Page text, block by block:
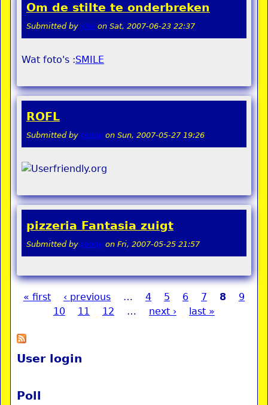
Om de stilte te onderbreken
Submitted by stel on Sat, 2007-06-23 22:37
Wat foto's :SMILE
ROFL
Submitted by teddy on Sun, 2007-05-27 19:26
pizzeria Fantasia zuigt
Submitted by teddy on Fri, 2007-05-25 21:57
Pages
« first ‹ previous … 4 5 6 7 8
9
10
11 12 … next › last »
User login
Poll